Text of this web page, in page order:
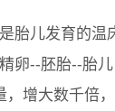
胎儿发育的温
卵--胚胎--胎儿
，增大数千倍